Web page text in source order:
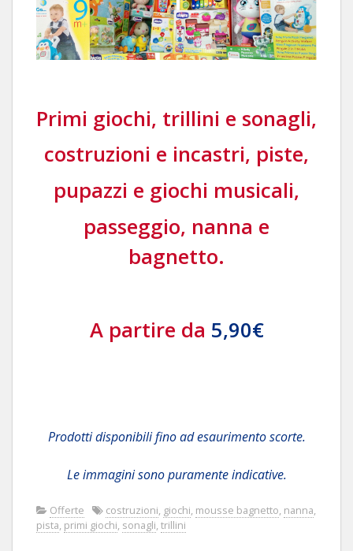
Primi giochi, trillini e sonagli,
costruzioni e incastri, piste,
pupazzi e giochi musicali,
passeggio, nanna e
bagnetto.
A partire da 5,90€
Prodotti disponibili fino ad esaurimento scorte.
Le immagini sono puramente indicative.
Offerte costruzioni, giochi, mousse bagnetto, nanna,
pista, primi giochi, sonagli, trillini